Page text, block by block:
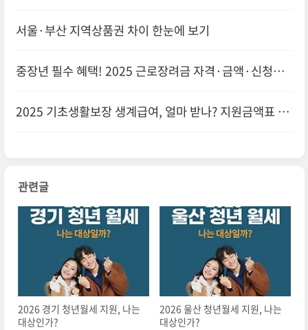
서울·부산 지역상품권 차이 한눈에 보기
중장년 필수 혜택! 2025 근로장려금 자격·금액·신청방
2025 기초생활보장 생계급여, 얼마 받나? 지원금액표 공
관련글
2026 경기 청년월세 지원, 나는
대상인가?
2026 울산 청년월세 지원, 나는
대상인가?